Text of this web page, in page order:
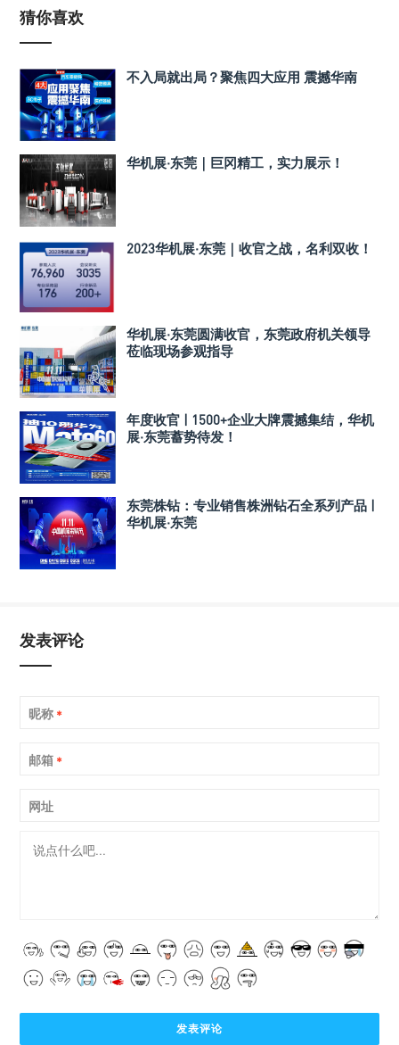
猜你喜欢
不入局就出局？聚焦四大应用 震撼华南
华机展·东莞｜巨冈精工，实力展示！
2023华机展·东莞｜收官之战，名利双收！
华机展·东莞圆满收官，东莞政府机关领导
莅临现场参观指导
年度收官 | 1500+企业大牌震撼集结，华机
展·东莞蓄势待发！
东莞株钻：专业销售株洲钻石全系列产品 |
华机展·东莞
发表评论
昵称 *
邮箱 *
网址